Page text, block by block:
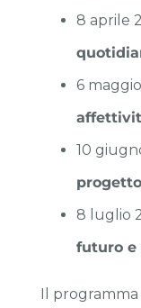
8 aprile
6
10
8 luglio
futuro e
Il